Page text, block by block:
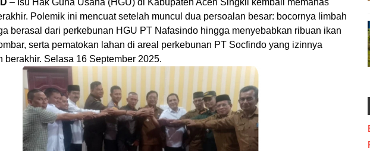
Polemik ini mencuat setelah muncul dua persoalan besar: bocornya limbah
berasal dari perkebunan HGU PT Nafasindo hingga menyebabkan ribuan ikan
serta pematokan lahan di areal perkebunan PT Socfindo yang izinnya
berakhir. Selasa 16 September 2025.